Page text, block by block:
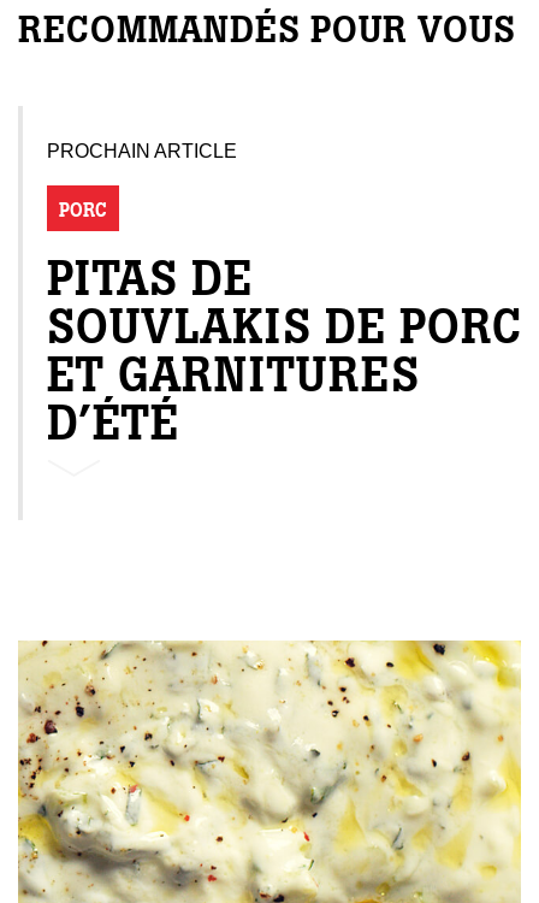
RECOMMANDÉS POUR VOUS
PROCHAIN ARTICLE
PORC
PITAS DE
SOUVLAKIS DE PORC
ET GARNITURES
D’ÉTÉ